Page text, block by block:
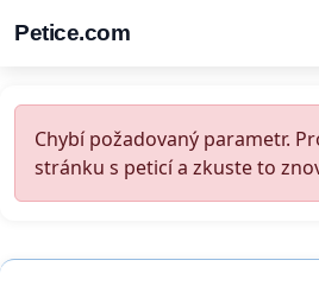
Petice.com
Chybí požadovaný parametr.
stránku s peticí a zkuste to